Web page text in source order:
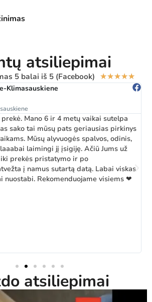
atsiliepimai
5 balai iš 5 (Facebook) ★★★★★
Klimasauskiene
Mano 6 ir 4 metų vaikai sutelpa
sako tai mūsų pats geriausias pirkinys
Mūsų alyvuogės spalvos, odinis,
laimingi jį įsigiję. Ačiū Jums už
prekės pristatymo ir po
į namus sutartą datą. Labai viskas
nuostabi. Rekomenduojame visiems ❤
atsiliepimai